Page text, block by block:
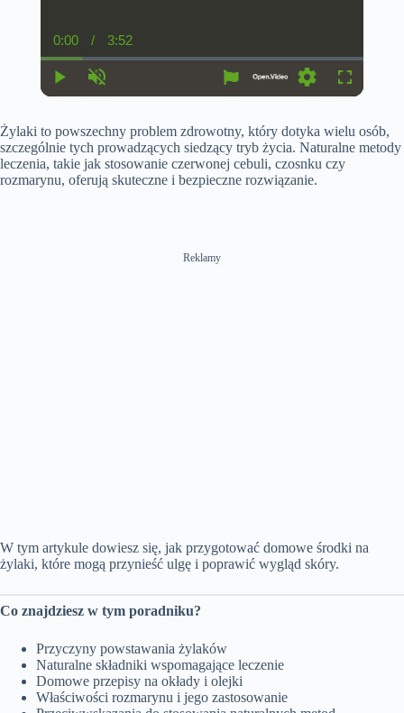
y
u
t
e
C
u
r
e
t
T
i
m
e
0:00 /
D
u
t
o
n
3:52
t
i
n
g
s
l
s
c
Żylaki to powszechny problem zdrowotny, który dotyka wielu osób,
szczególnie tych prowadzących siedzący tryb życia. Naturalne metody
leczenia, takie jak stosowanie czerwonej cebuli, czosnku czy
rozmarynu, oferują skuteczne i bezpieczne rozwiązanie.
Reklamy
W tym artykule dowiesz się, jak przygotować domowe środki na
żylaki, które mogą przynieść ulgę i poprawić wygląd skóry.
Co znajdziesz w tym poradniku?
Przyczyny powstawania żylaków
Naturalne składniki wspomagające leczenie
Domowe przepisy na okłady i olejki
Właściwości rozmarynu i jego zastosowanie